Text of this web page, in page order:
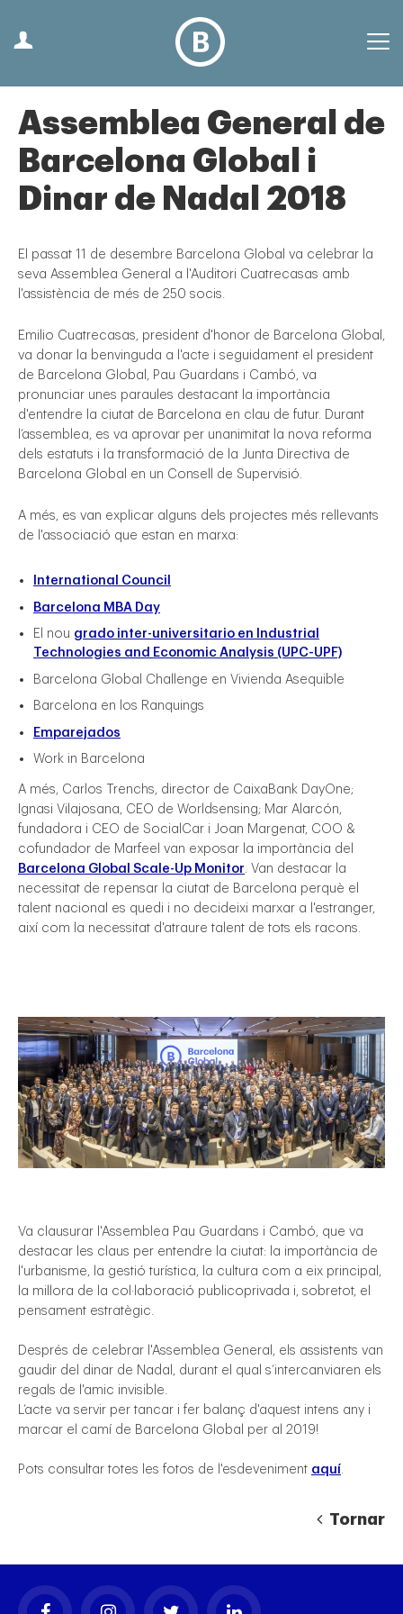
Assemblea General de
Barcelona Global i
Dinar de Nadal 2018
El passat 11 de desembre Barcelona Global va celebrar la
seva Assemblea General a l'Auditori Cuatrecasas amb
l'assistència de més de 250 socis.
Emilio Cuatrecasas, president d'honor de Barcelona Global,
va donar la benvinguda a l'acte i seguidament el president
de Barcelona Global, Pau Guardans i Cambó, va
pronunciar unes paraules destacant la importància
d'entendre la ciutat de Barcelona en clau de futur. Durant
l’assemblea, es va aprovar per unanimitat la nova reforma
dels estatuts i la transformació de la Junta Directiva de
Barcelona Global en un Consell de Supervisió.
A més, es van explicar alguns dels projectes més rellevants
de l'associació que estan en marxa:
International Council
Barcelona MBA Day
El nou grado inter-universitario en Industrial
Technologies and Economic Analysis (UPC-UPF)
Barcelona Global Challenge en Vivienda Asequible
Barcelona en los Ranquings
Emparejados
Work in Barcelona
A més, Carlos Trenchs, director de CaixaBank DayOne;
Ignasi Vilajosana, CEO de Worldsensing; Mar Alarcón,
fundadora i CEO de SocialCar i Joan Margenat, COO &
cofundador de Marfeel van exposar la importància del
Barcelona Global Scale-Up Monitor. Van destacar la
necessitat de repensar la ciutat de Barcelona perquè el
talent nacional es quedi i no decideixi marxar a l'estranger,
així com la necessitat d'atraure talent de tots els racons.
Va clausurar l'Assemblea Pau Guardans i Cambó, que va
destacar les claus per entendre la ciutat: la importància de
l'urbanisme, la gestió turística, la cultura com a eix principal,
la millora de la col·laboració publicoprivada i, sobretot, el
pensament estratègic.
Després de celebrar l'Assemblea General, els assistents van
gaudir del dinar de Nadal, durant el qual s’intercanviaren els
regals de l'amic invisible.
L’acte va servir per tancar i fer balanç d'aquest intens any i
marcar el camí de Barcelona Global per al 2019!
Pots consultar totes les fotos de l'esdeveniment aquí.
Tornar